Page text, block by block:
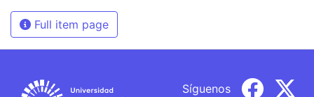
Full item page
Síguenos